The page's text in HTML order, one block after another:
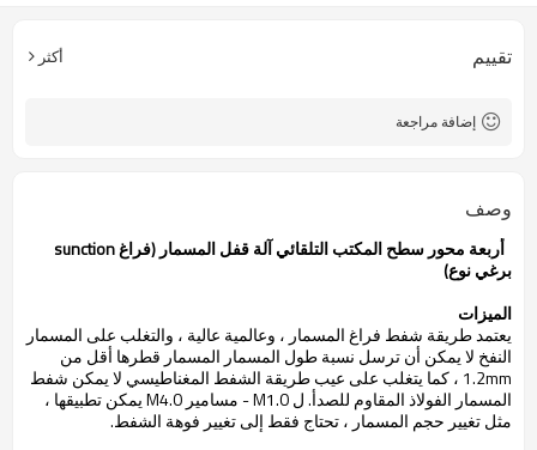
تقييم أكثر
إضافة مراجعة
وصف
أربعة محور سطح المكتب التلقائي آلة قفل المسمار (فراغ sunction
برغي نوع)
الميزات
يعتمد طريقة شفط فراغ المسمار ، وعالمية عالية ، والتغلب على المسمار
النفخ لا يمكن أن ترسل نسبة طول المسمار المسمار قطرها أقل من
1.2mm ، كما يتغلب على عيب طريقة الشفط المغناطيسي لا يمكن شفط
المسمار الفولاذ المقاوم للصدأ. ل M1.0 - مسامير M4.0 يمكن تطبيقها ،
مثل تغيير حجم المسمار ، تحتاج فقط إلى تغيير فوهة الشفط.